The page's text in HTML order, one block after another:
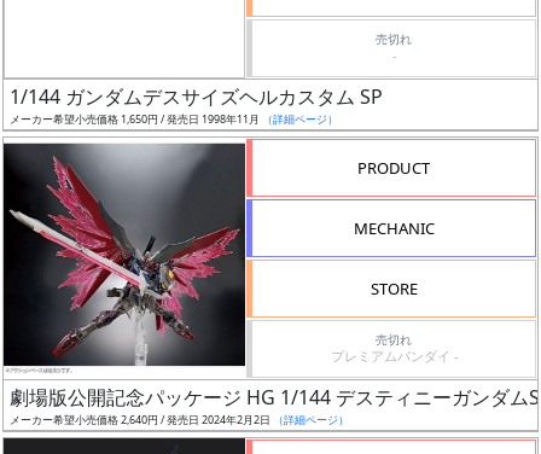
Web
プッ
シュ
通知
対象
ー
あ
り
売切れ
-
1/144 ガンダムデスサイズヘルカスタム SP
メーカー希望小売価格 1,650円 / 発売日 1998年11月 （詳細ページ）
PRODUCT
MECHANIC
STORE
売切れ
プレミアムバンダイ -
劇場版公開記念パッケージ HG 1/144 デスティニーガンダム
メーカー希望小売価格 2,640円 / 発売日 2024年2月2日 （詳細ページ）